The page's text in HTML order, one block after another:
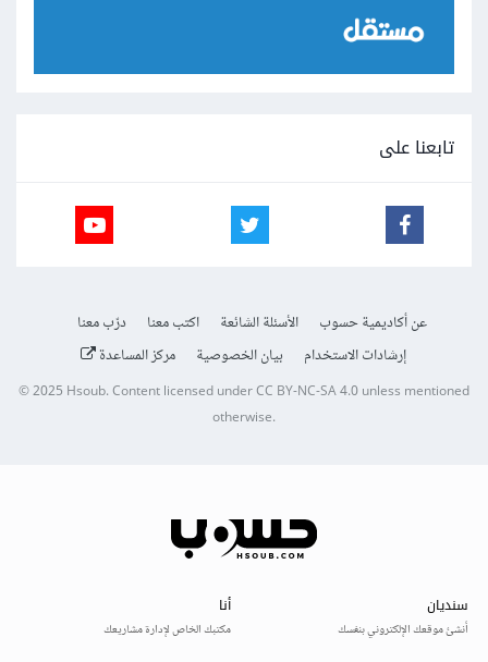
تابعنا على
عن أكاديمية حسوب الأسئلة الشائعة اكتب معنا
درّب معنا
إرشادات الاستخدام
بيان الخصوصية مركز المساعدة
© 2025Hsoub.Content licensed underCC BY-NC-SA 4.0unless mentioned
otherwise.